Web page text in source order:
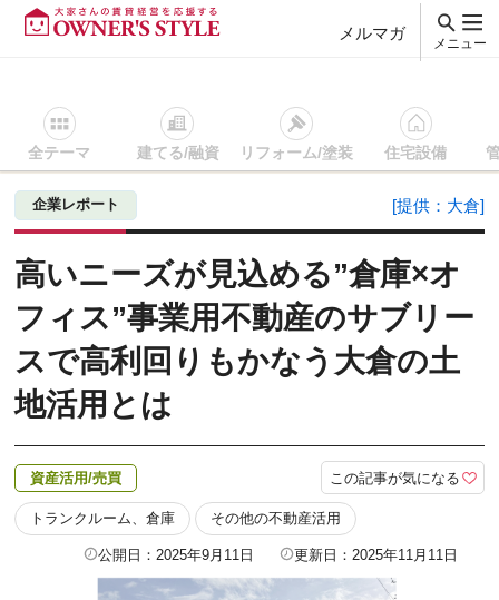
メルマガ
メニュー
全テーマ 建てる/融資 リフォーム/塗装 住宅設備
賃貸経営ＴＯＰ 資産活用/売買 記事を読む 高いニーズが見
企業レポート [提供：大倉]
高いニーズが見込める”倉庫×オ
フィス”事業用不動産のサブリー
スで高利回りもかなう大倉の土
地活用とは
資産活用/売買
トランクルーム、倉庫 その他の不動産活用
この記事が気になる
公開日：2025年9月11日 更新日：2025年11月11日